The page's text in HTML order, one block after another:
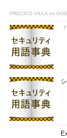
PR(COCO VILLA on